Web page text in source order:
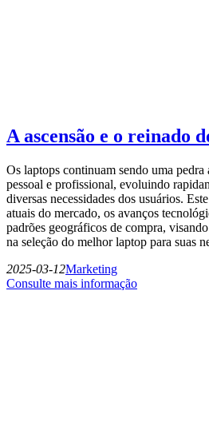
A ascensão e o reinado
Os laptops continuam sendo uma
pessoal e profissional, evoluindo
diversas necessidades dos usuários.
atuais do mercado, os avanços
padrões geográficos de compra,
na seleção do melhor laptop para suas
2025-03-12Marketing
Consulte mais informação